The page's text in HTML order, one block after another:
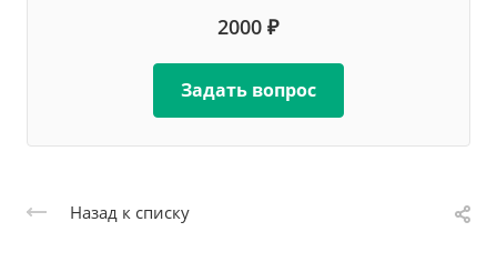
2000 ₽
Задать вопрос
Назад к списку